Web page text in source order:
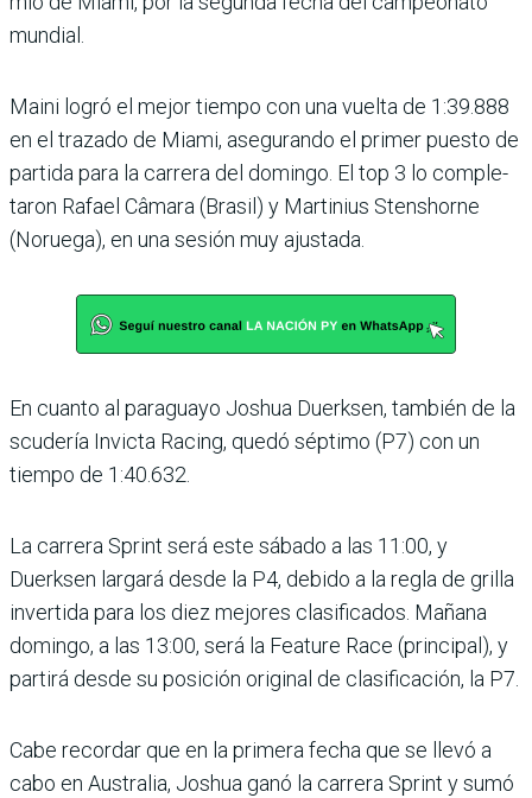
mun­dial.
Maini logró el mejor tiempo con una vuelta de 1:39.888
en el trazado de Miami, ase­gurando el primer puesto de
partida para la carrera del domingo. El top 3 lo comple­
taron Rafael Câmara (Bra­sil) y Martinius Stenshorne
(Noruega), en una sesión muy ajustada.
En cuanto al paraguayo Jos­hua Duerksen, también de la
scudería Invicta Racing, quedó séptimo (P7) con un
tiempo de 1:40.632.
La carrera Sprint será este sábado a las 11:00, y
Duerksen largará desde la P4, debido a la regla de grilla
invertida para los diez mejores clasificados. Mañana
domingo, a las 13:00, será la Feature Race (principal), y
partirá desde su posi­ción original de clasificación, la P7.
Cabe recordar que en la pri­mera fecha que se llevó a
cabo en Australia, Joshua ganó la carrera Sprint y sumó